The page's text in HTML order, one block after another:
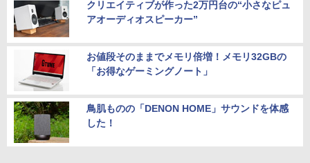
クリエイティブが作った2万円台の“小さなピュ
アオーディオスピーカー”
お値段そのままでメモリ倍増！メモリ32GBの
「お得なゲーミングノート」
鳥肌ものの「DENON HOME」サウンドを体感
した！